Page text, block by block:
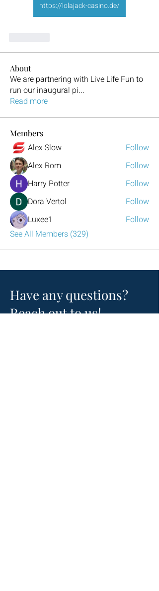
https://lolajack-casino.de/
About
We are partnering with Live Life Fun to
run our inaugural pi...
Read more
Members
Alex Slow
Follow
Alex Rom
Follow
Harry Potter
Follow
Dora Vertol
Follow
Luxee1
Follow
See All Members (329)
Have any questions?
Reach out to us!